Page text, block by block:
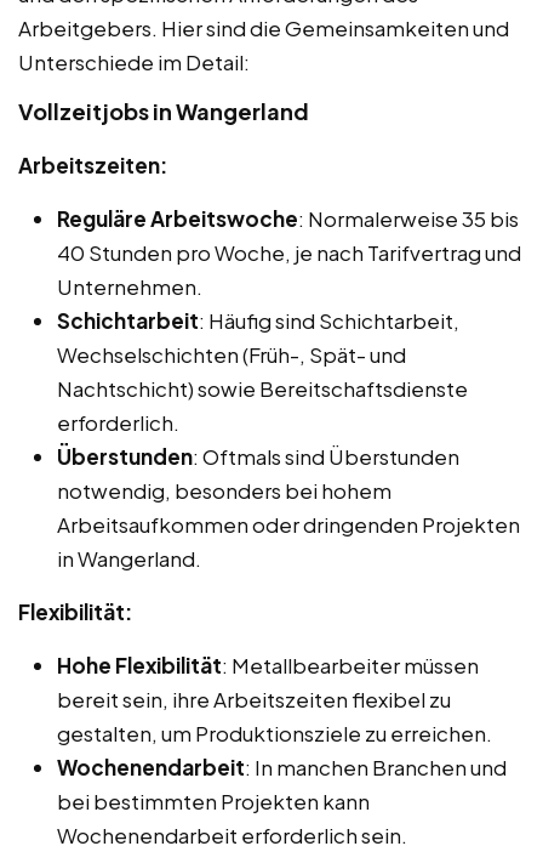
Arbeitgebers. Hier sind die Gemeinsamkeiten und
Unterschiede im Detail:
Vollzeitjobs in Wangerland
Arbeitszeiten:
Reguläre Arbeitswoche: Normalerweise 35 bis
40 Stunden pro Woche, je nach Tarifvertrag und
Unternehmen.
Schichtarbeit: Häufig sind Schichtarbeit,
Wechselschichten (Früh-, Spät- und
Nachtschicht) sowie Bereitschaftsdienste
erforderlich.
Überstunden: Oftmals sind Überstunden
notwendig, besonders bei hohem
Arbeitsaufkommen oder dringenden Projekten
in Wangerland.
Flexibilität:
Hohe Flexibilität: Metallbearbeiter müssen
bereit sein, ihre Arbeitszeiten flexibel zu
gestalten, um Produktionsziele zu erreichen.
Wochenendarbeit: In manchen Branchen und
bei bestimmten Projekten kann
Wochenendarbeit erforderlich sein.